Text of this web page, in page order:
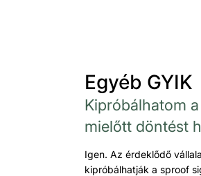
Egyéb GYIK
Kipróbálhatom
mielőtt döntést
Igen. Az érdeklődő
kipróbálhatják a sproof